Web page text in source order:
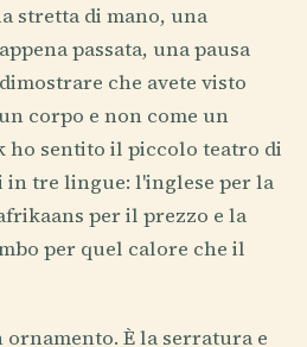
stretta di mano, una
passata, una pausa
che avete visto
corpo e non come un
ho sentito il piccolo teatro di
in tre lingue: l'inglese per la
per il prezzo e la
per quel calore che il
È la serratura e